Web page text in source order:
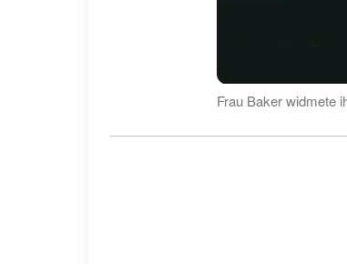
Frau Baker widmete